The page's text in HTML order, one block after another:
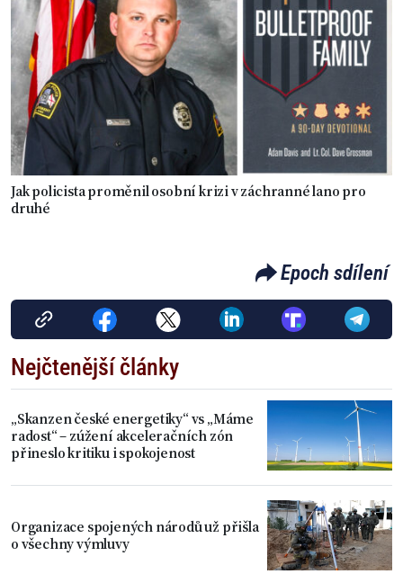
Jak policista proměnil osobní krizi v záchranné lano pro
druhé
Epoch sdílení
Nejčtenější články
„Skanzen české energetiky“ vs „Máme
radost“ – zúžení akceleračních zón
přineslo kritiku i spokojenost
Organizace spojených národů už přišla
o všechny výmluvy